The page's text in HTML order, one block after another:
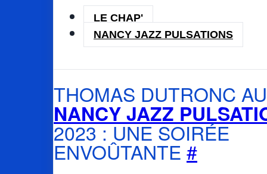
LE CHAP'
NANCY JAZZ PULSATIONS
THOMAS DUTRONC AU
NANCY JAZZ
2023 : UNE SOIRÉE
ENVOÛTANTE #